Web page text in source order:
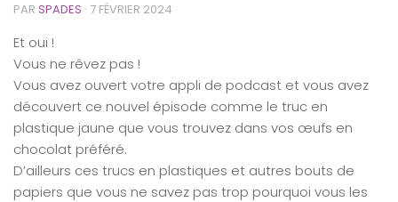
PAR SPADES · 7 FÉVRIER 2024
Et oui !
Vous ne rêvez pas !
Vous avez ouvert votre appli de podcast et vous avez
découvert ce nouvel épisode comme le truc en
plastique jaune que vous trouvez dans vos œufs en
chocolat préféré.
D’ailleurs ces trucs en plastiques et autres bouts de
papiers que vous ne savez pas trop pourquoi vous les